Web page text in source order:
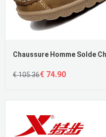
€ 105.36€ 74.90